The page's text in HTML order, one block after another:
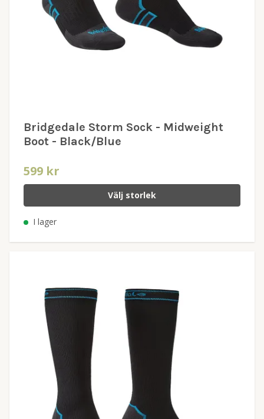
Bridgedale Storm Sock - Midweight
Boot - Black/Blue
599 kr
Välj storlek
I lager